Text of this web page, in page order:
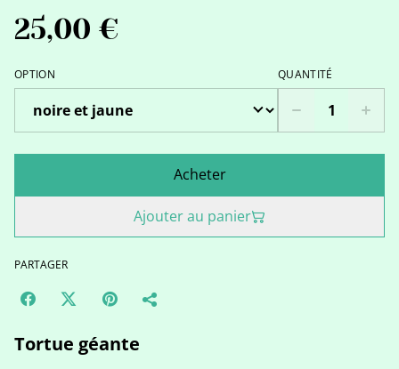
25,00 €
OPTION QUANTITÉ
Acheter
Ajouter au panier
PARTAGER
Tortue géante